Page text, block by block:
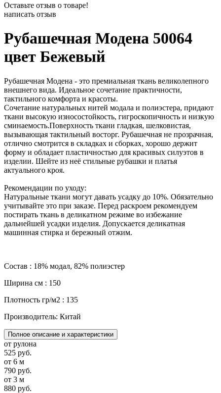
Оставьте отзыв о товаре!
написать отзыв
Рубашечная Модена 50064
цвет Бежевый
Рубашечная Модена - это премиальная ткань великолепного
внешнего вида. Идеальное сочетание практичности,
тактильного комфорта и красоты.
Сочетание натуральных нитей модала и полиэстера, придают
ткани высокую износостойкость, гигроскопичность и низкую
сминаемость.Поверхность ткани гладкая, шелковистая,
вызывающая тактильный восторг. Рубашечная не прозрачная,
отлично смотрится в складках и сборках, хорошо держит
форму и обладает пластичностью для красивых силуэтов в
изделии. Шейте из неё стильные рубашки и платья
актуального кроя.
Рекомендации по уходу:
Натуральные ткани могут давать усадку до 10%. Обязательно
учитывайте это при заказе. Перед раскроем рекомендуем
постирать ткань в деликатном режиме во избежание
дальнейшей усадки изделия. Допускается деликатная
машинная стирка и бережный отжим.
Состав : 18% модал, 82% полиэстер
Ширина см : 150
Плотность гр/м2 : 135
Производитель: Китай
Полное описание и характеристики
от рулона
525 руб.
от 6 м
790 руб.
от 3 м
880 руб.